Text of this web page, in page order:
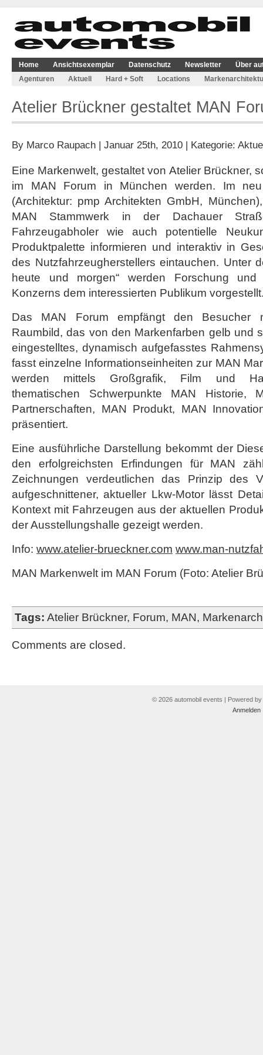
Home Ansichtsexemplar Datenschutz Newsletter
Über
Agenturen
Aktuell Hard + Soft Locations
Atelier Brückner gestaltet MAN
By Marco Raupach | Januar 25th, 2010 | Kategorie:
Eine Markenwelt, gestaltet von Atelier Brückner,
im MAN Forum in München werden. Im
(Architektur: pmp Architekten GmbH,
MAN Stammwerk in der Dachauer
Fahrzeugabholer wie auch potentielle
Produktpalette informieren und interaktiv in
des Nutzfahrzeugherstellers eintauchen. Unter
heute und morgen“ werden Forschung
Konzerns dem interessierten Publikum
Das MAN Forum empfängt den Besucher
Raumbild, das von den Markenfarben gelb und
eingestelltes, dynamisch aufgefasstes
fasst einzelne Informationseinheiten zur MAN
werden mittels Großgrafik, Film und
thematischen Schwerpunkte MAN Historie,
Partnerschaften, MAN Produkt, MAN
präsentiert.
Eine ausführliche Darstellung bekommt der
den erfolgreichsten Erfindungen für MAN
Zeichnungen verdeutlichen das Prinzip des
aufgeschnittener, aktueller Lkw-Motor lässt
Kontext mit Fahrzeugen aus der aktuellen
der Ausstellungshalle gezeigt werden.
Info: www.atelier-brueckner.com www.man-
MAN Markenwelt im MAN Forum (Foto: Atelier
Tags: Atelier Brückner, Forum, MAN,
Comments are closed.
© 2026 automobil events | Powered by
Anmelden